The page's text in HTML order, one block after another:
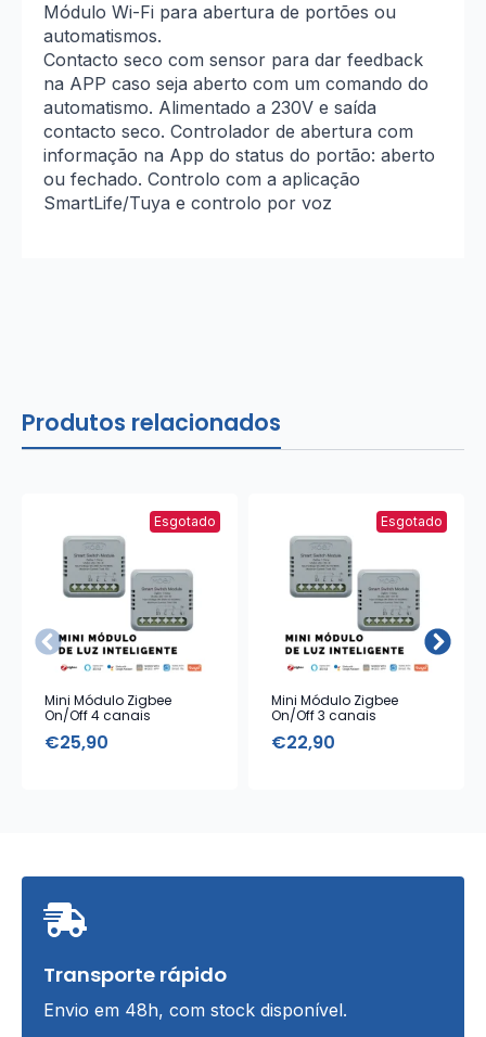
Módulo Wi-Fi para abertura de portões ou
automatismos.
Contacto seco com sensor para dar feedback
na APP caso seja aberto com um comando do
automatismo. Alimentado a 230V e saída
contacto seco. Controlador de abertura com
informação na App do status do portão: aberto
ou fechado. Controlo com a aplicação
SmartLife/Tuya e controlo por voz
Produtos relacionados
Esgotado
Mini Módulo Zigbee
On/Off 4 canais
€25,90
Esgotado
Mini Módulo Zigbee
On/Off 3 canais
€22,90
Transporte rápido
Envio em 48h, com stock disponível.